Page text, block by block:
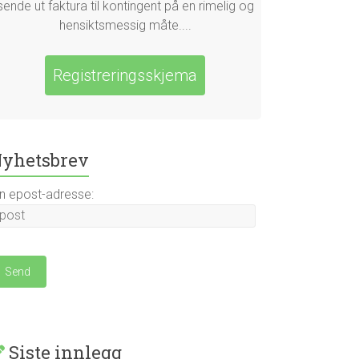
ut faktura til kontingent på en rimelig og
hensiktsmessig måte....
Registreringsskjema
epost-adresse:
Siste innlegg